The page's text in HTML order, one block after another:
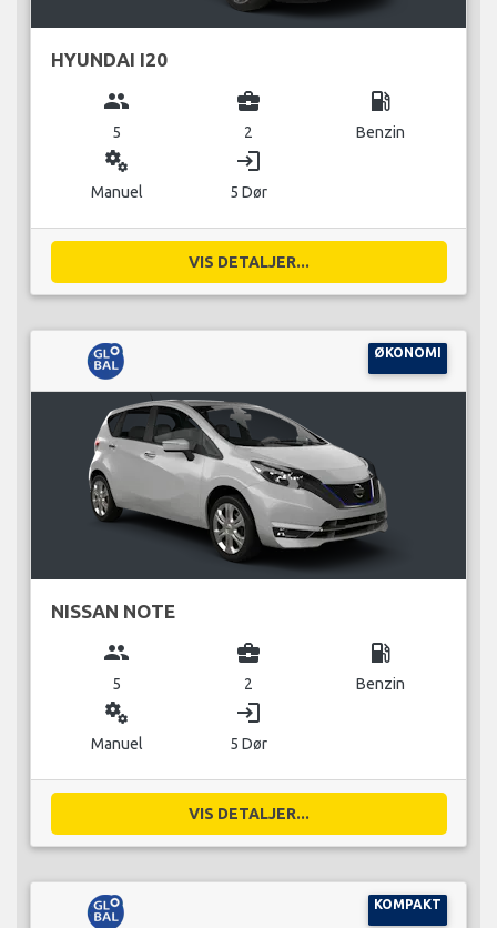
HYUNDAI I20
group
5
business_center
2
local_gas_station
Benzin
miscellaneous_services
Manuel
login
5 Dør
VIS DETALJER...
ØKONOMI
NISSAN NOTE
group
5
business_center
2
local_gas_station
Benzin
miscellaneous_services
Manuel
login
5 Dør
VIS DETALJER...
KOMPAKT